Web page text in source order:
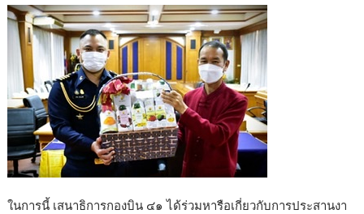
ในการนี้ เสนาธิการกองบิน ๔๑ ได้ร่วมหารือเกี่ยวกับการประสานงา